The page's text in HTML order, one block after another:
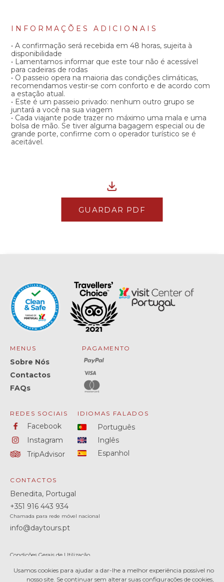
INFORMAÇÕES ADICIONAIS
• A confirmação será recebida em 48 horas, sujeita à
disponibilidade
• Lamentamos informar que este tour não é acessível
para cadeiras de rodas
• O passeio opera na maioria das condições climáticas,
recomendamos vestir-se com conforto e de acordo com
a estação atual.
• Este é um passeio privado: nenhum outro grupo se
juntará a você na sua viagem
• Cada viajante pode trazer no máximo uma mala e uma
bolsa de mão. Se tiver alguma bagagem especial ou de
grande porte, confirme com o operador turístico se é
aceitável.
GUARDAR PDF
MENUS
Sobre Nós
Contactos
FAQs
PAGAMENTO
REDES SOCIAIS
Facebook
Instagram
TripAdvisor
IDIOMAS FALADOS
Português
Inglês
Espanhol
CONTACTOS
Benedita, Portugal
+351 916 443 934
Chamada para rede móvel nacional
info@daytours.pt
Condições Gerais de Utilização
Política de Privacidade
Usamos cookies para ajudar a dar-lhe a melhor experiência possível no
nosso site. Se continuar sem alterar suas configurações de cookies,